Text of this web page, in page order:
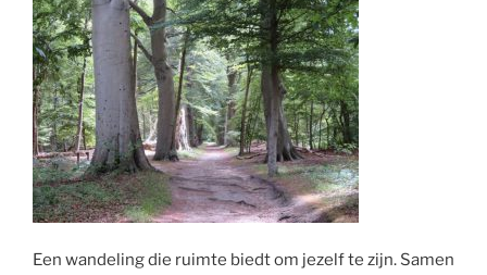
Een wandeling die ruimte biedt om jezelf te zijn. Samen